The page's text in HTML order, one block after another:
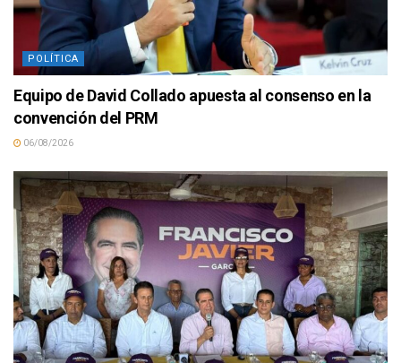
POLÍTICA
Equipo de David Collado apuesta al consenso en la
convención del PRM
06/08/2026